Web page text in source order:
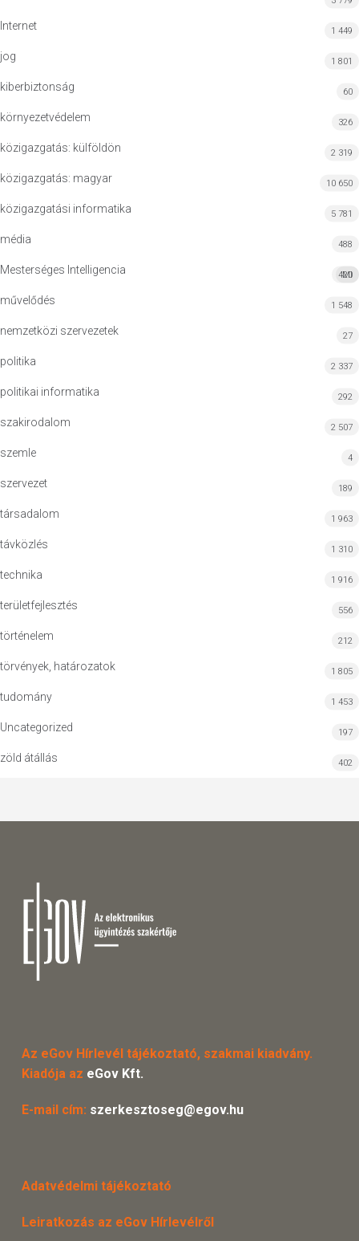
Internet 1 449
jog 1 801
kiberbiztonság 60
környezetvédelem 326
közigazgatás: külföldön 2 319
közigazgatás: magyar 10 650
közigazgatási informatika 5 781
média 488
Mesterséges Intelligencia MI
420
művelődés 1 548
nemzetközi szervezetek 27
politika 2 337
politikai informatika 292
szakirodalom 2 507
szemle 4
szervezet 189
társadalom 1 963
távközlés 1 310
technika 1 916
területfejlesztés 556
történelem 212
törvények, határozatok 1 805
tudomány 1 453
Uncategorized 197
zöld átállás 402
Az eGov Hírlevél tájékoztató, szakmai kiadvány.
Kiadója az eGov Kft.
E-mail cím: szerkesztoseg@egov.hu
Adatvédelmi tájékoztató
Leiratkozás az eGov Hírlevélről